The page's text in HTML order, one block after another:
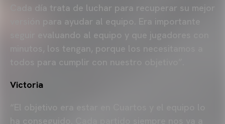
Cada día trata de luchar para recuperar su mejor
versión para ayudar al equipo. Era importante
seguir evaluando al equipo y que jugadores con
minutos, los tengan, porque los necesitamos a
todos para cumplir con nuestro objetivo”.
Victoria